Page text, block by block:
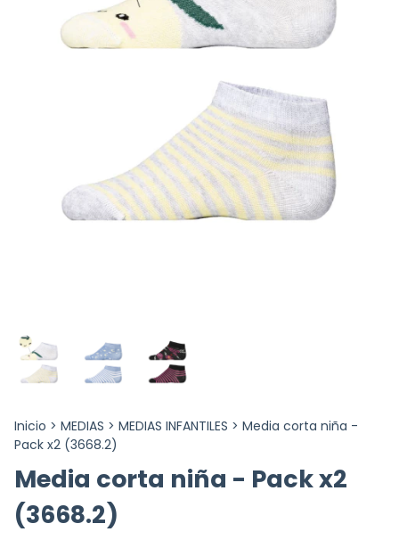
Inicio > MEDIAS > MEDIAS INFANTILES > Media corta niña -
Pack x2 (3668.2)
Media corta niña - Pack x2
(3668.2)